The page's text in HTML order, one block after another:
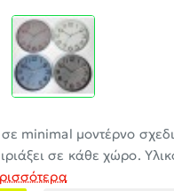
σε minimal μοντέρνο
σε κάθε χώρο.